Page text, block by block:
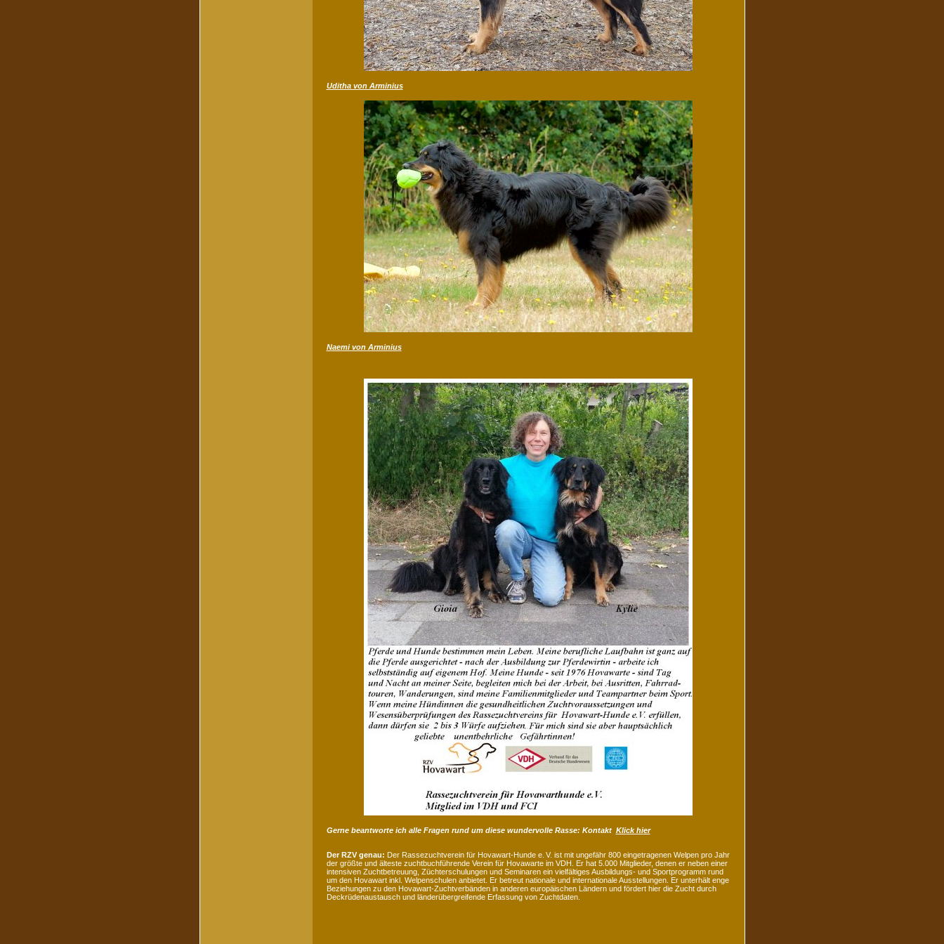
Uditha von Arminius
Naemi von Arminius
Gerne beantworte ich alle Fragen rund um diese wundervolle Rasse: Kontakt Klick hier
Der RZV genau: Der Rassezuchtverein für Hovawart-Hunde e. V. ist mit ungefähr 800 eingetragenen Welpen pro Jahr
der größte und älteste zuchtbuchführende Verein für Hovawarte im VDH. Er hat 5.000 Mitglieder, denen er neben einer
intensiven Zuchtbetreuung, Züchterschulungen und Seminaren ein vielfältiges Ausbildungs- und Sportprogramm rund
um den Hovawart inkl. Welpenschulen anbietet. Er betreut nationale und internationale Ausstellungen. Er unterhält enge
Beziehungen zu den Hovawart-Zuchtverbänden in anderen europäischen Ländern und fördert hier die Zucht durch
Deckrüdenaustausch und länderübergreifende Erfassung von Zuchtdaten.